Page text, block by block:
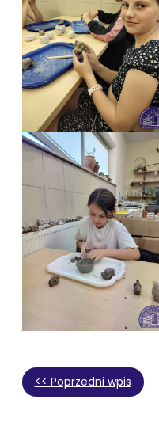
<< Poprzedni wpis